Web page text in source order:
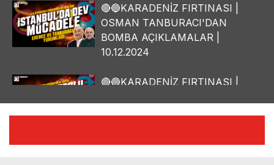
🔴🔵KARADENİZ FIRTINASI |
OSMAN TANBURACI'DAN
BOMBA AÇIKLAMALAR |
10.12.2024
🔴🔵KARADENİZ FIRTINASI |
🔴🔵KARADENİZ FIRTINASI |